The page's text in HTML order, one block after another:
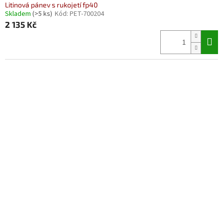
Litinová pánev s rukojetí fp40
Skladem (>5 ks) Kód: PET-700204
2 135 Kč